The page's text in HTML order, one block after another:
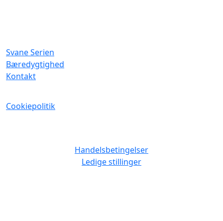
Svane Serien
Bæredygtighed
Kontakt
Cookiepolitik
Handelsbetingelser
Ledige stillinger